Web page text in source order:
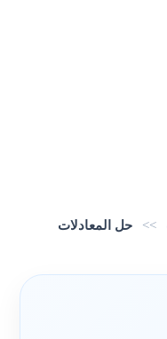
>>
حل المعادلات